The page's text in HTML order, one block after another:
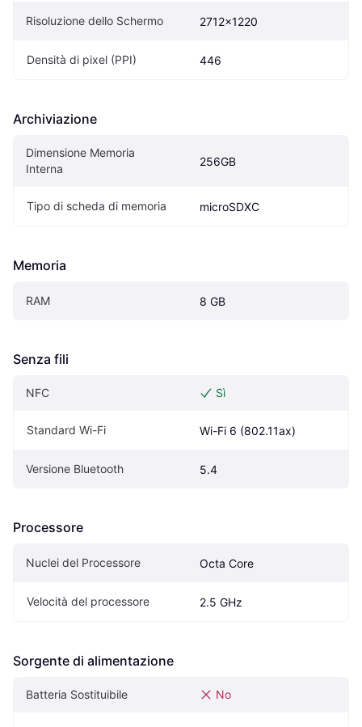
Risoluzione dello Schermo 2712x1220
Densità di pixel (PPI) 446
Archiviazione
Dimensione Memoria
Interna
256GB
Tipo di scheda di memoria microSDXC
Memoria
RAM 8 GB
Senza fili
NFC Sì
Standard Wi-Fi Wi-Fi 6 (802.11ax)
Versione Bluetooth 5.4
Processore
Nuclei del Processore Octa Core
Velocità del processore 2.5 GHz
Sorgente di alimentazione
Batteria Sostituibile No